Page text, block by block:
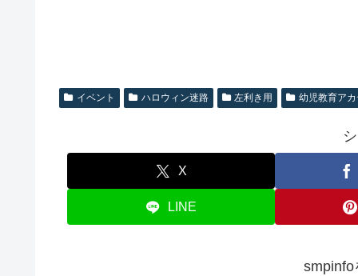
イベント ハロウィン迷路 左利き用 幼児教育ア
X
LINE
smpinfo